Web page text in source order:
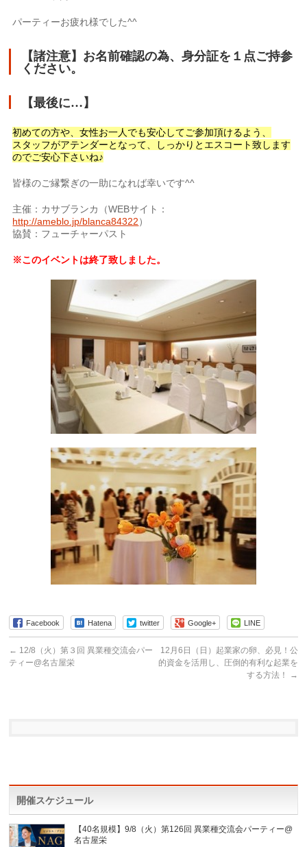
パーティーお疲れ様でした^^
【諸注意】お名前確認の為、身分証を１点ご持参
ください。
【最後に…】
初めての方や、女性お一人でも安心してご参加頂けるよう、
スタッフがアテンダーとなって、しっかりとエスコート致します
のでご安心下さいね♪
皆様のご縁繋ぎの一助になれば幸いです^^
主催：カサブランカ（WEBサイト：
http://ameblo.jp/blanca84322）
協賛：フューチャーパスト
※このイベントは終了致しました。
Facebook Hatena twitter Google+ LINE
← 12/8（火）第３回 異業種交流会パー
ティー@名古屋栄
12月6日（日）起業家の卵、必見！公
的資金を活用し、圧倒的有利な起業を
する方法！
→
開催スケジュール
【40名規模】9/8（火）第126回 異業種交流会パーティー@
名古屋栄